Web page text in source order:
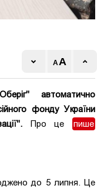
автоматично
фонду України
Про це
пише
до 5 липня. Це